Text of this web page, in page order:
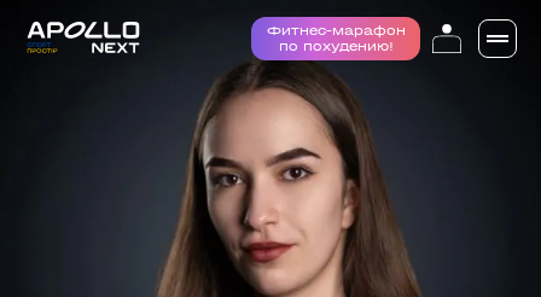
Фитнес-марафон
по похудению!